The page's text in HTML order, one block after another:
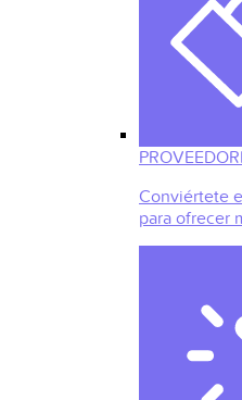
Conviértete
para ofrecer